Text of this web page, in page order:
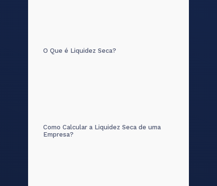
O Que é Liquidez Seca?
Como Calcular a Liquidez Seca de uma
Empresa?